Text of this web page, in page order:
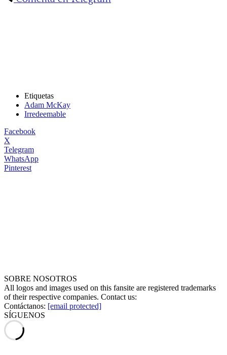
Etiquetas
Adam McKay
Irredeemable
Facebook
X
Telegram
WhatsApp
Pinterest
SOBRE NOSOTROS
All logos and images used on this fansite are registered trademarks
of their respective companies. Contact us:
Contáctanos: [email protected]
SÍGUENOS